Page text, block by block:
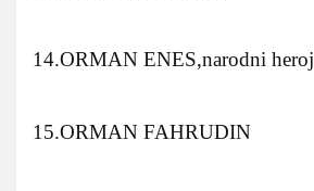
14.ORMAN ENES,narodni heroj
15.ORMAN FAHRUDIN